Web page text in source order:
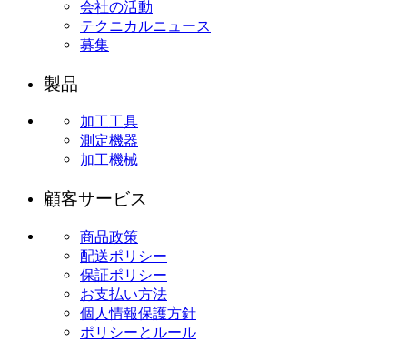
会社の活動
テクニカルニュース
募集
製品
加工工具
測定機器
加工機械
顧客サービス
商品政策
配送ポリシー
保証ポリシー
お支払い方法
個人情報保護方針
ポリシーとルール